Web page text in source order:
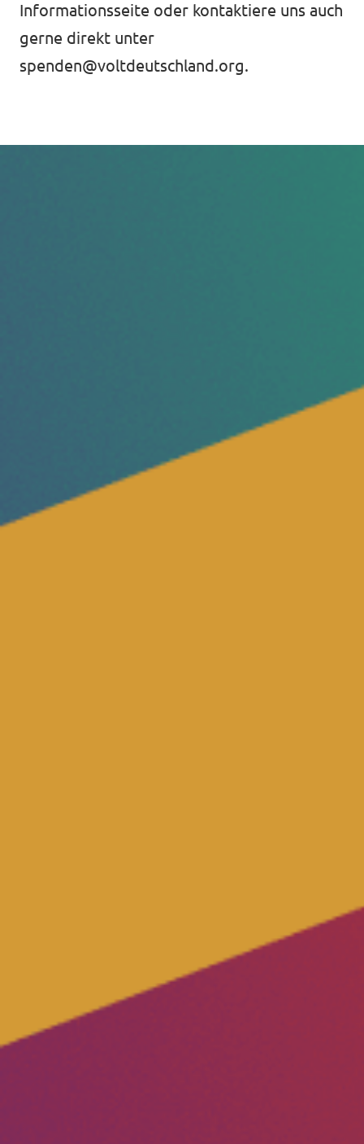
Informationsseite oder kontaktiere uns auch
gerne direkt unter
spenden@voltdeutschland.org.